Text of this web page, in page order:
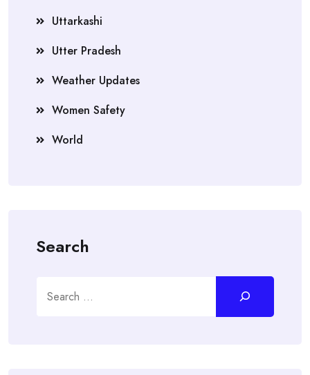
Uttarkashi
Utter Pradesh
Weather Updates
Women Safety
World
Search